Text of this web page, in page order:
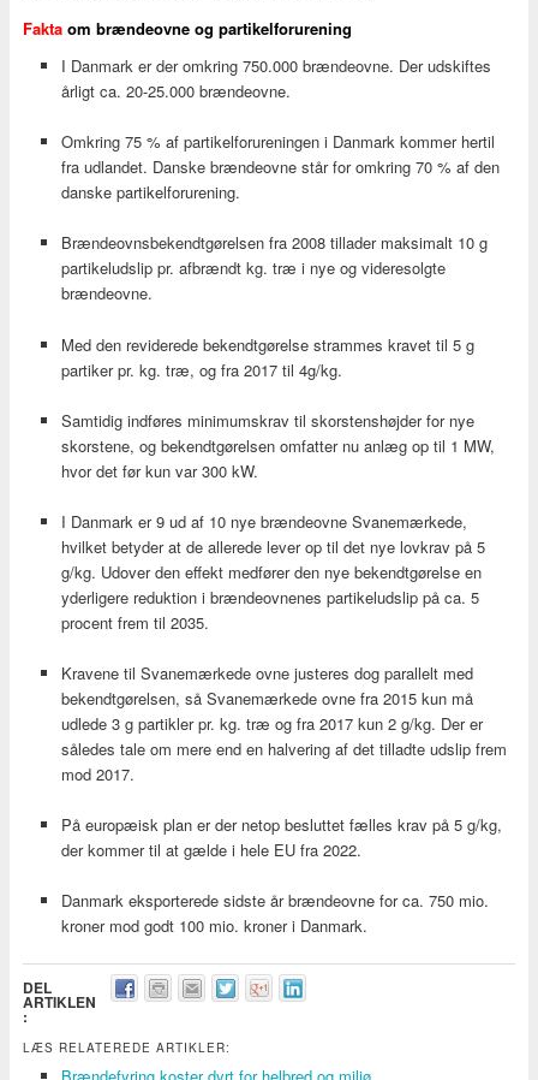
Faktaom brændeovne og partikelforurening
I Danmark er der omkring 750.000 brændeovne. Der udskiftes
årligt ca. 20-25.000 brændeovne.
Omkring 75 % af partikelforureningen i Danmark kommer hertil
fra udlandet. Danske brændeovne står for omkring 70 % af den
danske partikelforurening.
Brændeovnsbekendtgørelsen fra 2008 tillader maksimalt 10 g
partikeludslip pr. afbrændt kg. træ i nye og videresolgte
brændeovne.
Med den reviderede bekendtgørelse strammes kravet til 5 g
partiker pr. kg. træ, og fra 2017 til 4g/kg.
Samtidig indføres minimumskrav til skorstenshøjder for nye
skorstene, og bekendtgørelsen omfatter nu anlæg op til 1 MW,
hvor det før kun var 300 kW.
I Danmark er 9 ud af 10 nye brændeovne Svanemærkede,
hvilket betyder at de allerede lever op til det nye lovkrav på 5
g/kg. Udover den effekt medfører den nye bekendtgørelse en
yderligere reduktion i brændeovnenes partikeludslip på ca. 5
procent frem til 2035.
Kravene til Svanemærkede ovne justeres dog parallelt med
bekendtgørelsen, så Svanemærkede ovne fra 2015 kun må
udlede 3 g partikler pr. kg. træ og fra 2017 kun 2 g/kg. Der er
således tale om mere end en halvering af det tilladte udslip frem
mod 2017.
På europæisk plan er der netop besluttet fælles krav på 5 g/kg,
der kommer til at gælde i hele EU fra 2022.
Danmark eksporterede sidste år brændeovne for ca. 750 mio.
kroner mod godt 100 mio. kroner i Danmark.
DEL
ARTIKLEN
:
LÆS RELATEREDE ARTIKLER: